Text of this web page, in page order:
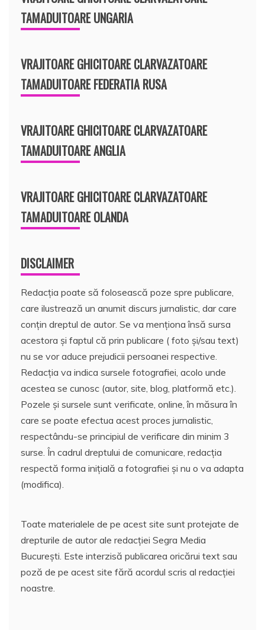
TAMADUITOARE UNGARIA
VRAJITOARE GHICITOARE CLARVAZATOARE
TAMADUITOARE FEDERATIA RUSA
VRAJITOARE GHICITOARE CLARVAZATOARE
TAMADUITOARE ANGLIA
VRAJITOARE GHICITOARE CLARVAZATOARE
TAMADUITOARE OLANDA
DISCLAIMER
Redacția poate să folosească poze spre publicare,
care ilustrează un anumit discurs jurnalistic, dar care
conțin dreptul de autor. Se va menționa însă sursa
acestora și faptul că prin publicare ( foto și/sau text)
nu se vor aduce prejudicii persoanei respective.
Redacția va indica sursele fotografiei, acolo unde
acestea se cunosc (autor, site, blog, platformă etc.).
Pozele și sursele sunt verificate, online, în măsura în
care se poate efectua acest proces jurnalistic,
respectându-se principiul de verificare din minim 3
surse. În cadrul dreptului de comunicare, redacția
respectă forma inițială a fotografiei și nu o va adapta
(modifica).
Toate materialele de pe acest site sunt protejate de
drepturile de autor ale redacției Segra Media
București. Este interzisă publicarea oricărui text sau
poză de pe acest site fără acordul scris al redacției
noastre.